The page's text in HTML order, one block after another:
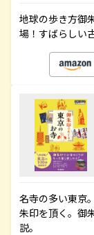
地球の歩き方御
場！すばらしい
名寺の多い東京
朱印を頂く。御
説。